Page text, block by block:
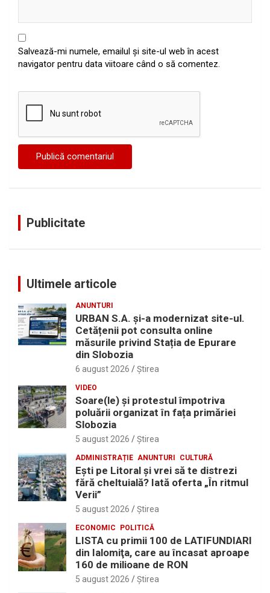
Salvează-mi numele, emailul și site-ul web în acest
navigator pentru data viitoare când o să comentez.
Publicitate
Ultimele articole
ANUNTURI
URBAN S.A. și-a modernizat site-ul.
Cetățenii pot consulta online
măsurile privind Stația de Epurare
din Slobozia
6 august 2026 Ştirea
VIDEO
Soare(le) și protestul împotriva
poluării organizat în fața primăriei
Slobozia
5 august 2026 Ştirea
ADMINISTRAȚIE ANUNTURI CULTURĂ
Eşti pe Litoral şi vrei să te distrezi
fără cheltuială? Iată oferta „În ritmul
Verii”
5 august 2026 Ştirea
ECONOMIC POLITICĂ
LISTA cu primii 100 de LATIFUNDIARI
din Ialomiţa, care au încasat aproape
160 de milioane de RON
5 august 2026 Ştirea